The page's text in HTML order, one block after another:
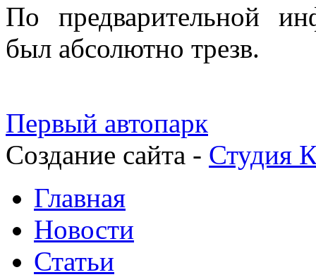
По предварительной
был абсолютно трезв.
Первый автопарк
Создание сайта - Студия
Главная
Новости
Статьи